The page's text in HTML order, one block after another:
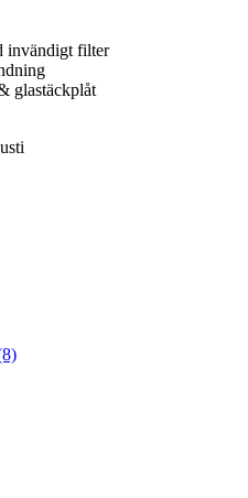
invändigt filter
glastäckplåt